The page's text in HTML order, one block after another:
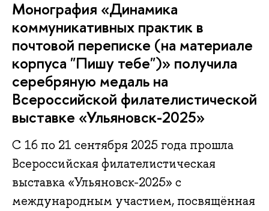
Монография «Динамика
коммуникативных практик в
почтовой переписке (на материале
корпуса "Пишу тебе")» получила
серебряную медаль на
Всероссийской филателистической
выставке «Ульяновск-2025»
С 16 по 21 сентября 2025 года прошла
Всероссийская филателистическая
выставка «Ульяновск-2025» с
международным участием, посвящённая